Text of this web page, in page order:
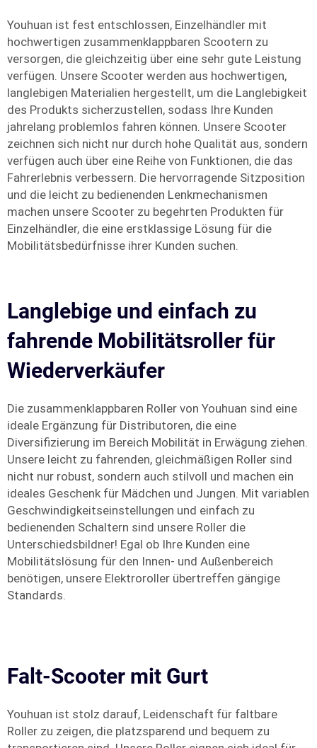
Youhuan ist fest entschlossen, Einzelhändler mit
hochwertigen zusammenklappbaren Scootern zu
versorgen, die gleichzeitig über eine sehr gute Leistung
verfügen. Unsere Scooter werden aus hochwertigen,
langlebigen Materialien hergestellt, um die Langlebigkeit
des Produkts sicherzustellen, sodass Ihre Kunden
jahrelang problemlos fahren können. Unsere Scooter
zeichnen sich nicht nur durch hohe Qualität aus, sondern
verfügen auch über eine Reihe von Funktionen, die das
Fahrerlebnis verbessern. Die hervorragende Sitzposition
und die leicht zu bedienenden Lenkmechanismen
machen unsere Scooter zu begehrten Produkten für
Einzelhändler, die eine erstklassige Lösung für die
Mobilitätsbedürfnisse ihrer Kunden suchen.
Langlebige und einfach zu
fahrende Mobilitätsroller für
Wiederverkäufer
Die zusammenklappbaren Roller von Youhuan sind eine
ideale Ergänzung für Distributoren, die eine
Diversifizierung im Bereich Mobilität in Erwägung ziehen.
Unsere leicht zu fahrenden, gleichmäßigen Roller sind
nicht nur robust, sondern auch stilvoll und machen ein
ideales Geschenk für Mädchen und Jungen. Mit variablen
Geschwindigkeitseinstellungen und einfach zu
bedienenden Schaltern sind unsere Roller die
Unterschiedsbildner! Egal ob Ihre Kunden eine
Mobilitätslösung für den Innen- und Außenbereich
benötigen, unsere Elektroroller übertreffen gängige
Standards.
Falt-Scooter mit Gurt
Youhuan ist stolz darauf, Leidenschaft für faltbare
Roller zu zeigen, die platzsparend und bequem zu